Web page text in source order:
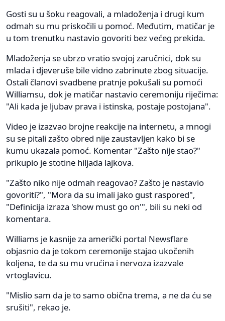
Gosti su u šoku reagovali, a mladoženja i drugi kum
odmah su mu priskočili u pomoć. Međutim, matičar je
u tom trenutku nastavio govoriti bez većeg prekida.
Mladoženja se ubrzo vratio svojoj zaručnici, dok su
mlada i djeveruše bile vidno zabrinute zbog situacije.
Ostali članovi svadbene pratnje pokušali su pomoći
Williamsu, dok je matičar nastavio ceremoniju riječima:
"Ali kada je ljubav prava i istinska, postaje postojana".
Video je izazvao brojne reakcije na internetu, a mnogi
su se pitali zašto obred nije zaustavljen kako bi se
kumu ukazala pomoć. Komentar "Zašto nije stao?"
prikupio je stotine hiljada lajkova.
"Zašto niko nije odmah reagovao? Zašto je nastavio
govoriti?", "Mora da su imali jako gust raspored",
"Definicija izraza 'show must go on'", bili su neki od
komentara.
Williams je kasnije za američki portal Newsflare
objasnio da je tokom ceremonije stajao ukočenih
koljena, te da su mu vrućina i nervoza izazvale
vrtoglavicu.
"Mislio sam da je to samo obična trema, a ne da ću se
srušiti", rekao je.